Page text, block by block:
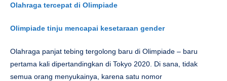
Olahraga tercepat di Olimpiade
Olimpiade tinju mencapai kesetaraan gender
Olahraga panjat tebing tergolong baru di Olimpiade – baru
pertama kali dipertandingkan di Tokyo 2020. Di sana, tidak
semua orang menyukainya, karena satu nomor